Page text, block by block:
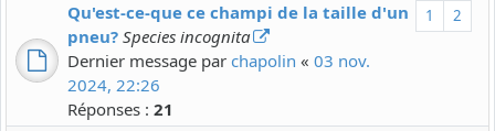
1 2
Qu'est-ce-que ce champi de la taille d'un
pneu? Species incognita
Dernier message par chapolin « 03 nov.
2024, 22:26
Réponses : 21